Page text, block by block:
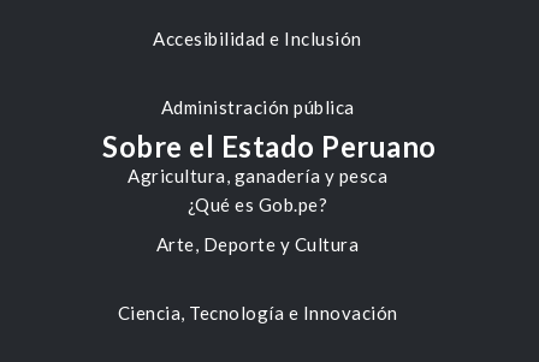
Accesibilidad e Inclusión
Administración pública
Agricultura, ganadería y pesca
Arte, Deporte y Cultura
Ciencia, Tecnología e Innovación
Sobre el Estado Peruano
¿Qué es Gob.pe?